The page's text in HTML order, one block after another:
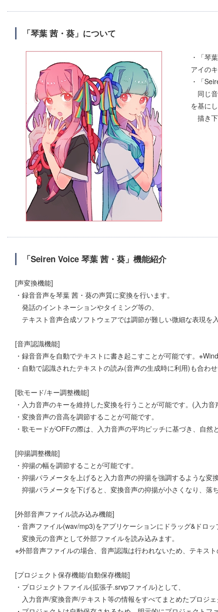
「琴葉 茜・葵」について
・「琴
アイの
・「
同じ
を基に
描き
「Seiren Voice 琴葉 茜・葵」機能紹介
[声変換機能]
・録音音声を琴葉 茜・葵の声質に変換を行います。
発話のイントネーションやタイミング等の、
テキスト音声合成ソフトウェアでは調節が難しい微細な表現を
[音声認識機能]
・録音音声を自動でテキストに書き起こすことが可能です。
・自動で認識されたテキストの読み(音声の生成時に利用)も合わ
[歌モード/キー調整機能]
・入力音声のキーを維持した変換を行うことが可能です。(入力
・変換音声の音高を調節することが可能です。
・歌モードがOFFの際は、入力音声の平均ピッチに基づき、自
[抑揚調整機能]
・抑揚の幅を調節することが可能です。
・抑揚パラメータを上げると入力音声の抑揚を強調するような変
抑揚パラメータを下げると、変換音声の抑揚が小さくなり、落
[外部音声ファイル読み込み機能]
・音声ファイル(wav/mp3)をアプリケーションにドラッグ&ドロ
変換元の音声として外部ファイルを読み込みます。
※外部音声ファイルの場合、音声認識は行われないため、テキス
[プロジェクト保存機能/自動保存機能]
・プロジェクトファイル(拡張子.srvpファイル)として、
入力音声/変換音声/テキスト等の情報をすべてまとめたプロジ